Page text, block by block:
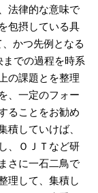
法律的な意味で
包摂している具
かつ先例となる
までの過程を時系
の課題とを整理
、一定のフォー
ることをお勧め
していけば、
、ＯＪＴなど研
さに一石二鳥で
理して、集積し